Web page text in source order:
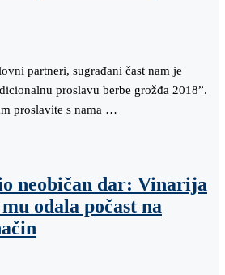
partneri, sugrađani čast nam je
proslavu berbe grožđa 2018”.
proslavite s nama …
neobičan dar: Vinarija
odala počast na